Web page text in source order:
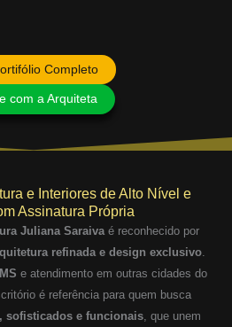
Completo
com a Arquiteta
e Interiores de Alto Nível e
Assinatura Própria
Juliana Saraivaé reconhecido por
refinada e design exclusivo.
e atendimento em outras cidades do
é referência para quem busca
sofisticados e funcionais , que unem